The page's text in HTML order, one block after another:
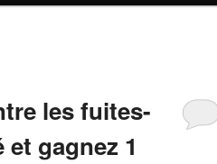
les fuites-
gagnez 1